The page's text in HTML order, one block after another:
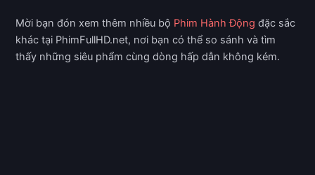
Mời bạn đón xem thêm nhiều bộ Phim Hành Động đặc sắc
khác tại PhimFullHD.net, nơi bạn có thể so sánh và tìm
thấy những siêu phẩm cùng dòng hấp dẫn không kém.